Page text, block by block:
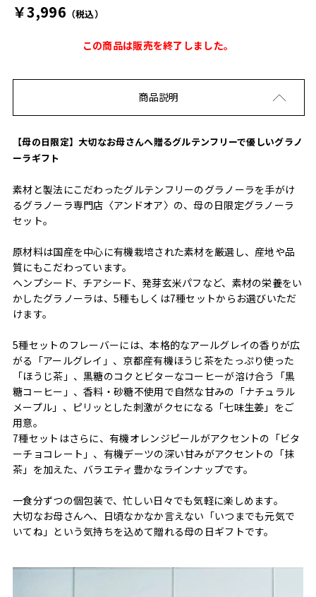
￥3,996 （税込）
この商品は販売を終了しました。
商品説明
【母の日限定】大切なお母さんへ贈るグルテンフリーで優しいグラノ
ーラギフト
素材と製法にこだわったグルテンフリーのグラノーラを手がけ
るグラノーラ専門店〈アンドオア〉の、母の日限定グラノーラ
セット。
原材料は国産を中心に有機栽培された素材を厳選し、産地や品
質にもこだわっています。
ヘンプシード、チアシード、発芽玄米パフなど、素材の栄養をい
かしたグラノーラは、5種もしくは7種セットからお選びいただ
けます。
5種セットのフレーバーには、本格的なアールグレイの香りが広
がる「アールグレイ」、京都産有機ほうじ茶をたっぷり使った
「ほうじ茶」、黒糖のコクとビターなコーヒーが溶け合う「黒
糖コーヒー」、香料・砂糖不使用で自然な甘みの「ナチュラル
メープル」、ピリッとした刺激がクセになる「七味生姜」をご
用意。
7種セットはさらに、有機オレンジピールがアクセントの「ビタ
ーチョコレート」、有機デーツの深い甘みがアクセントの「抹
茶」を加えた、バラエティ豊かなラインナップです。
一食分ずつの個包装で、忙しい日々でも気軽に楽しめます。
大切なお母さんへ、日頃なかなか言えない「いつまでも元気で
いてね」という気持ちを込めて贈れる母の日ギフトです。